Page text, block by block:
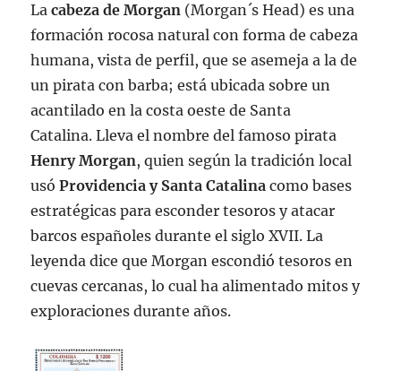
Lacabeza de Morgan (Morgan´s Head) es una
formación rocosa natural con forma de cabeza
humana, vista de perfil, que se asemeja a la de
un pirata con barba; está ubicada sobre un
acantilado en la costa oeste de Santa
Catalina. Lleva el nombre del famoso pirata
Henry Morgan, quien según la tradición local
usóProvidencia y Santa Catalina como bases
estratégicas para esconder tesoros y atacar
barcos españoles durante el siglo XVII. La
leyenda dice que Morgan escondió tesoros en
cuevas cercanas, lo cual ha alimentado mitos y
exploraciones durante años.